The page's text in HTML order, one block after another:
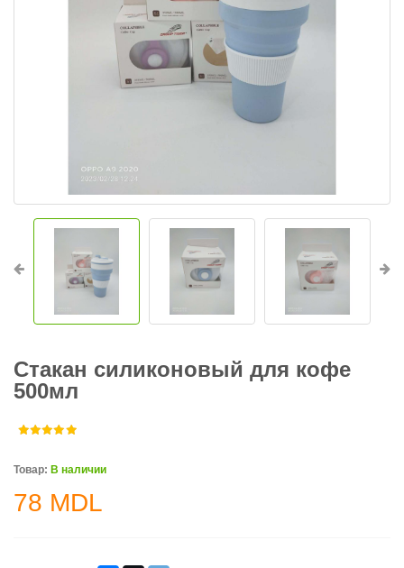
Стакан силиконовый для кофе
500мл
Товар: В наличии
78 MDL